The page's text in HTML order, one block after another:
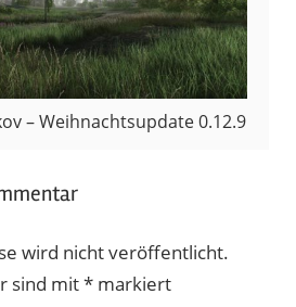
– Weihnachtsupdate 0.12.9
wird nicht veröffentlicht.
sind mit*markiert